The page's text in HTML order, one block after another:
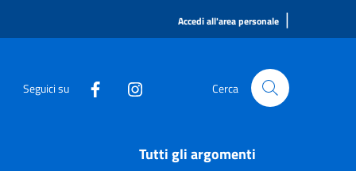
Accedi all'area personale |
Seguici su Cerca
Tutti gli argomenti